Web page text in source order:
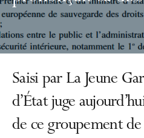
Saisi par La Jeune
d’État juge
de ce groupement